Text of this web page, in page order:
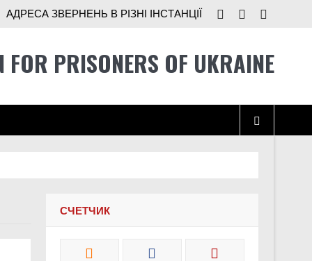
АДРЕСА ЗВЕРНЕНЬ В РІЗНІ ІНСТАНЦІЇ
PRISONERS OF UKRAINE
СЧЕТЧИК